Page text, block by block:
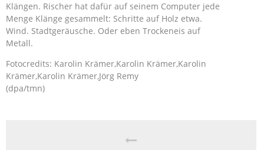
Klängen. Rischer hat dafür auf seinem Computer jede
Menge Klänge gesammelt: Schritte auf Holz etwa.
Wind. Stadtgeräusche. Oder eben Trockeneis auf
Metall.
Fotocredits: Karolin Krämer,Karolin Krämer,Karolin
Krämer,Karolin Krämer,Jörg Remy
(dpa/tmn)